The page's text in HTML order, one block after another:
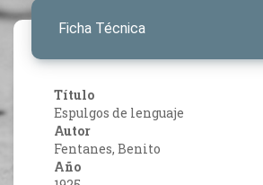
Ficha Técnica
Título
Espulgos de lenguaje
Autor
Fentanes, Benito
Año